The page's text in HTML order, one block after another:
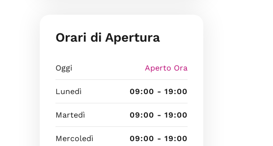
Orari di Apertura
Oggi Aperto Ora
Lunedì 09:00 - 19:00
Martedì 09:00 - 19:00
Mercoledì 09:00 - 19:00